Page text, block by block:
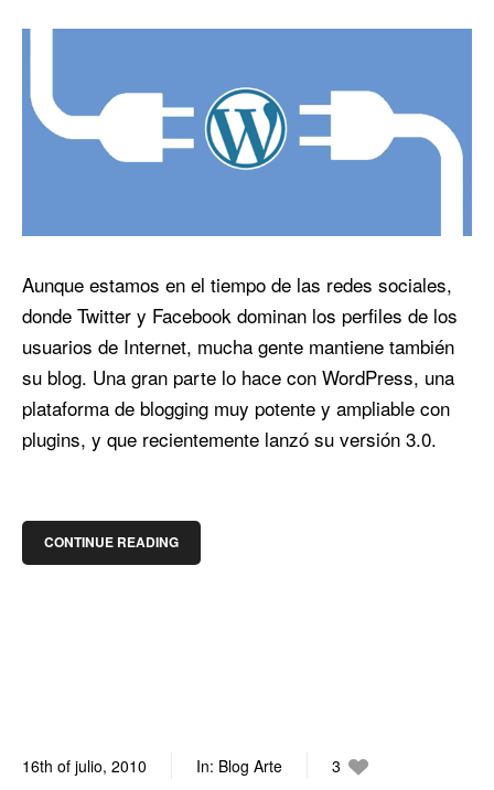
Aunque estamos en el tiempo de las redes sociales,
donde Twitter y Facebook dominan los perfiles de los
usuarios de Internet, mucha gente mantiene también
su blog. Una gran parte lo hace con WordPress, una
plataforma de blogging muy potente y ampliable con
plugins, y que recientemente lanzó su versión 3.0.
CONTINUE READING
16th of julio, 2010 In: Blog Arte
3